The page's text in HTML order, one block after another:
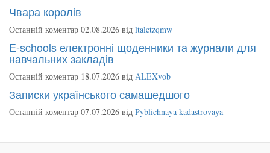
Чвара королів
Останній коментар 02.08.2026 від ltaletzqmw
E-schools електронні щоденники та журнали для
навчальних закладів
Останній коментар 18.07.2026 від ALEXvob
Записки українського самашедшого
Останній коментар 07.07.2026 від Pyblichnaya kadastrovaya